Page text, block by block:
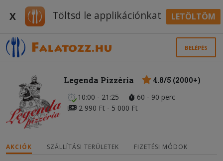
X Töltsd le applikációnkat LETÖLTÖM
BELÉPÉS
Legenda Pizzéria
4.8/5 (2000+)
10:00 - 21:25
60 - 90 perc
2 990 Ft - 5 000 Ft
AKCIÓK SZÁLLÍTÁSI TERÜLETEK FIZETÉSI MÓDOK